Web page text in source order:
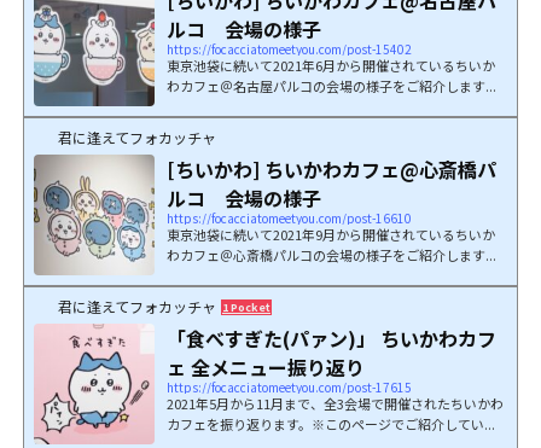
ルコ 会場の様子
https://focacciatomeetyou.com/post-15402
東京池袋に続いて2021年6月から開催されているちいか
わカフェ＠名古屋パルコの会場の様子をご紹介します...
君に逢えてフォカッチャ
[ちいかわ] ちいかわカフェ@心斎橋パ
ルコ 会場の様子
https://focacciatomeetyou.com/post-16610
東京池袋に続いて2021年9月から開催されているちいか
わカフェ＠心斎橋パルコの会場の様子をご紹介します...
君に逢えてフォカッチャ 1 Pocket
「食べすぎた(パァン)」 ちいかわカフ
ェ 全メニュー振り返り
https://focacciatomeetyou.com/post-17615
2021年5月から11月まで、全3会場で開催されたちいかわ
カフェを振り返ります。※このページでご紹介してい...